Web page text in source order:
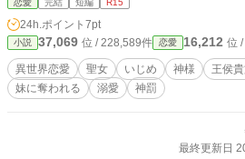
で嫌がらせを受ける日々。 どこにいても嫌われる、と思いながら、聖女の責務
は重い。逃げ出そうとしても王侯貴族にほとん
じ込められて神に祈りを捧げ続け……そしたら神が顕
た聖女の、神様の溺愛とえこひいきによる、国
語。 ※HOT１位ありがとうございます！(12/4) ※恋愛１位ありがとうございま
す！(12/5) ※感想の取り扱いは近況ボードを参
24h.ポイント 7pt
小説 37,069 位 / 228,589件 恋愛 16,212 位
異世界恋愛 聖女 いじめ 神様 王侯
妹に奪われる
溺愛 神罰
最終更新日